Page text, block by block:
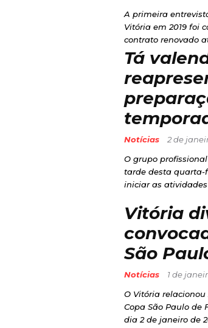
A primeira
Vitória em 2019 foi
contrato renovado
Tá
Notícias
2 de
O grupo
tarde desta quarta-
iniciar as
Vitória
São
Notícias
1 de
O Vitória
Copa São Paulo de
dia 2 de janeiro de